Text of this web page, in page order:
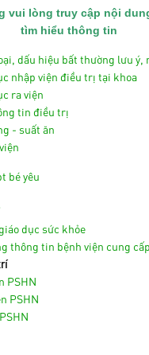
vui lòng truy cập nội
tìm hiểu thông tin
dấu hiệu bất thường lưu ý,
nhập viện điều trị tại khoa
ra viện
tin điều trị
- suất ăn
bé yêu
dục sức khỏe
thông tin bệnh viện cung cấp
PSHN
PSHN